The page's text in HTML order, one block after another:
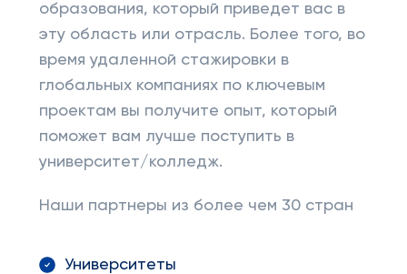
образования, который приведет вас в
эту область или отрасль. Более того, во
время удаленной стажировки в
глобальных компаниях по ключевым
проектам вы получите опыт, который
поможет вам лучше поступить в
университет/колледж.
Наши партнеры из более чем 30 стран
Университеты